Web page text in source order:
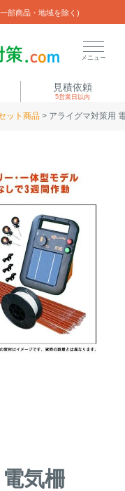
部商品・地域を除く)
メニュー
見積依頼
5営業日以内
ット商品 アライグマ対策用
気柵
品・地域を除く)
2300
な（アライグマ・ハ
シン・ネズミ等）